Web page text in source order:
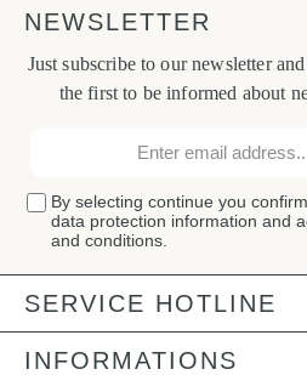
NEWSLETTER
Just subscribe to our newsletter
the first to be informed about
address*
By selecting continue you
data protection information and
and conditions
SERVICE HOTLINE
INFORMATIONS